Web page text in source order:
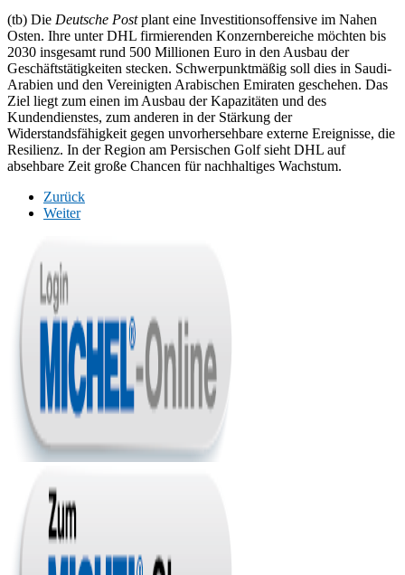
(tb) Die Deutsche Postplant eine Investitionsoffensive im Nahen
Osten. Ihre unter DHL firmierenden Konzernbereiche möchten bis
2030 insgesamt rund 500 Millionen Euro in den Ausbau der
Geschäftstätigkeiten stecken. Schwerpunktmäßig soll dies in Saudi-
Arabien und den Vereinigten Arabischen Emiraten geschehen. Das
Ziel liegt zum einen im Ausbau der Kapazitäten und des
Kundendienstes, zum anderen in der Stärkung der
Widerstandsfähigkeit gegen unvorhersehbare externe Ereignisse, die
Resilienz. In der Region am Persischen Golf sieht DHL auf
absehbare Zeit große Chancen für nachhaltiges Wachstum.
Zurück
Weiter